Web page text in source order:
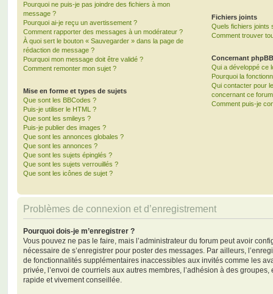
Pourquoi ne puis-je pas joindre des fichiers à mon
message ?
Pourquoi ai-je reçu un avertissement ?
Comment rapporter des messages à un modérateur ?
À quoi sert le bouton « Sauvegarder » dans la page de
rédaction de message ?
Pourquoi mon message doit être validé ?
Comment remonter mon sujet ?
Mise en forme et types de sujets
Que sont les BBCodes ?
Puis-je utiliser le HTML ?
Que sont les smileys ?
Puis-je publier des images ?
Que sont les annonces globales ?
Que sont les annonces ?
Que sont les sujets épinglés ?
Que sont les sujets verrouillés ?
Que sont les icônes de sujet ?
Fichiers joints
Quels fichiers joints
Comment trouver
Concernant phpBB
Qui a développé ce
Pourquoi la
Qui contacter pour
concernant ce
Comment puis-je
Problèmes de connexion et d’enregistrement
Pourquoi dois-je m’enregistrer ?
Vous pouvez ne pas le faire, mais l’administrateur du forum peut avoir
nécessaire de s’enregistrer pour poster des messages. Par ailleurs,
de fonctionnalités supplémentaires inaccessibles aux invités comme les
privée, l’envoi de courriels aux autres membres, l’adhésion à des groupes,
rapide et vivement conseillée.